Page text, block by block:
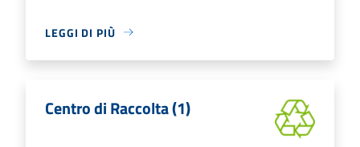
LEGGI DI PIÙ
Centro di Raccolta (1)